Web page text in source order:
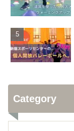
Category